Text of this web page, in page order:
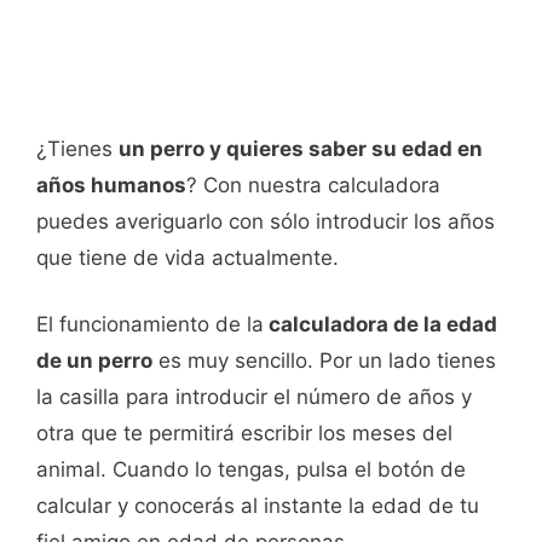
¿Tienes un perro y quieres saber su edad en
años humanos? Con nuestra calculadora
puedes averiguarlo con sólo introducir los años
que tiene de vida actualmente.
El funcionamiento de la calculadora de la edad
de un perro es muy sencillo. Por un lado tienes
la casilla para introducir el número de años y
otra que te permitirá escribir los meses del
animal. Cuando lo tengas, pulsa el botón de
calcular y conocerás al instante la edad de tu